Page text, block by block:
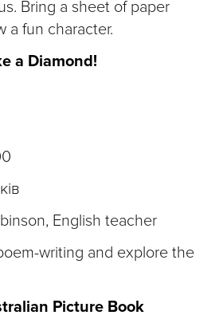
Bring a sheet of paper
a fun character.
a Diamond!
English teacher
writing and explore the
Picture Book